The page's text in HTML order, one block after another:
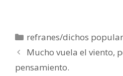
Categorías
refranes/dichos
Mucho vuela el viento,
pensamiento.